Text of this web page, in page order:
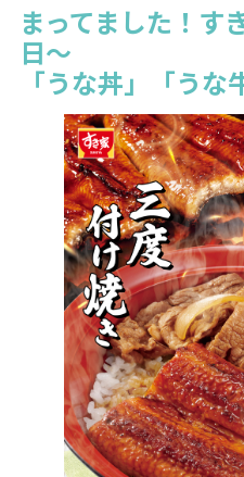
まってました！す
日～
「うな丼」「うな